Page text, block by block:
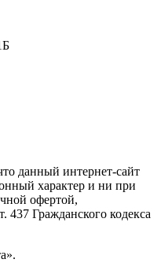
данный интернет-сайт
характер и ни при
офертой,
437 Гражданского кодекса